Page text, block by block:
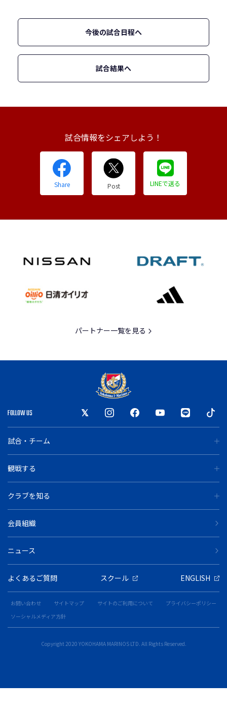
今後の試合日程へ
試合結果へ
試合情報をシェアしよう！
Share Post LINEで送る
パートナー一覧を見る
FOLLOW US
試合・チーム
観戦する
クラブを知る
会員組織
ニュース
よくあるご質問 スクール ENGLISH
お問い合わせ サイトマップ サイトのご利用について
プライバシーポリシー
ソーシャルメディア方針
Copyright 2020 YOKOHAMA MARINOS LTD. All Rights Reserved.